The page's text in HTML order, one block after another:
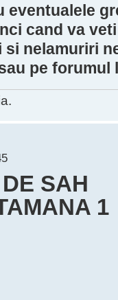
eventualele
cand va
nelamuriri
pe forumul
SAH
1